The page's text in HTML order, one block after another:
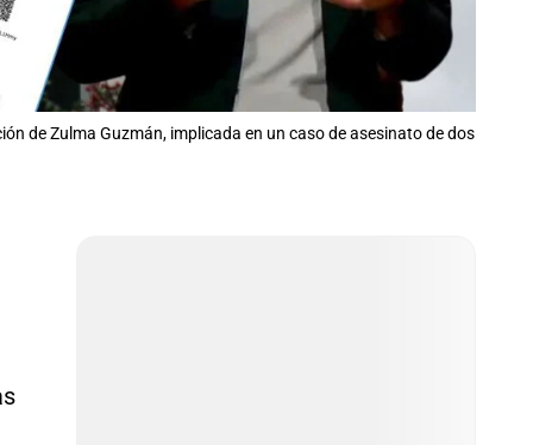
de Zulma Guzmán, implicada en un caso de asesinato de dos